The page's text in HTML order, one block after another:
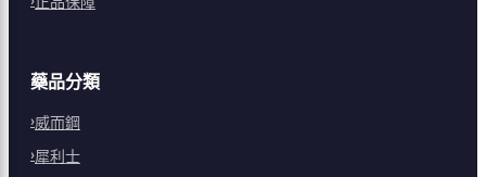
藥品分類
威而鋼
犀利士